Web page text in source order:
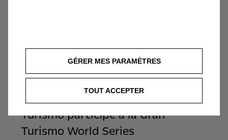
L'Opel Corsa GSE Vision Gran
Turismo participe à la Gran
Turismo World Series
GÉRER MES PARAMÈTRES
TOUT ACCEPTER